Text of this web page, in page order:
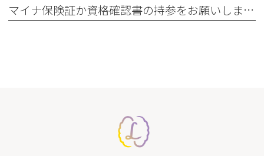
マイナ保険証か資格確認書の持参をお願いします